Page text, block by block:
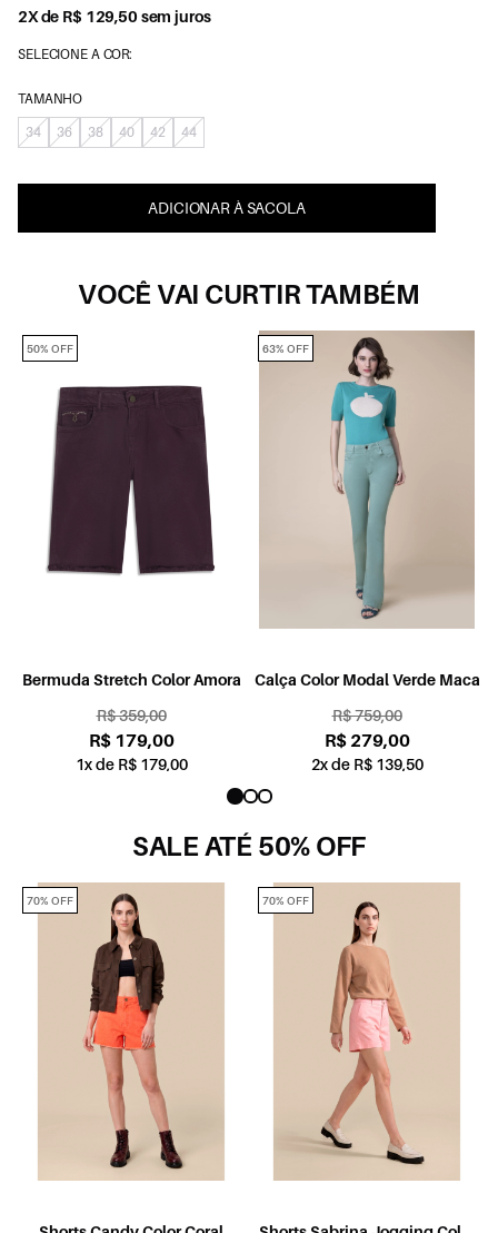
2X de R$ 129,50 sem juros
SELECIONE A COR:
TAMANHO
34
36 38 40 42 44
ADICIONAR À SACOLA
VOCÊ VAI CURTIR TAMBÉM
Bermuda Stretch Color Amora
R$ 359,00
R$ 179,00
1x de R$ 179,00
50% OFF
Calça Color Modal Verde Maca
R$ 759,00
R$ 279,00
2x de R$ 139,50
63% OFF
SALE ATÉ 50% OFF
70% OFF 70% OFF